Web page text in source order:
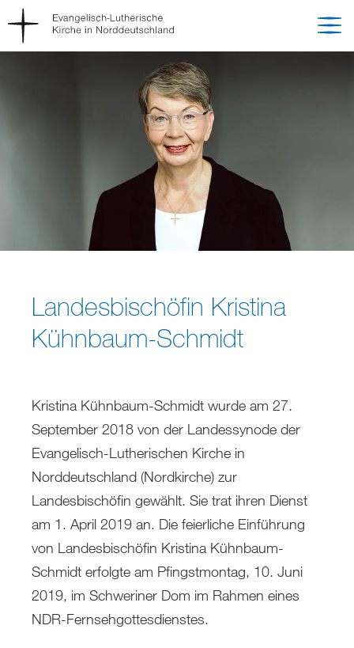
Landesbischöfin Kristina
Kühnbaum-Schmidt
Kristina Kühnbaum-Schmidt wurde am 27.
September 2018 von der Landessynode der
Evangelisch-Lutherischen Kirche in
Norddeutschland (Nordkirche) zur
Landesbischöfin gewählt. Sie trat ihren Dienst
am 1. April 2019 an. Die feierliche Einführung
von Landesbischöfin Kristina Kühnbaum-
Schmidt erfolgte am Pfingstmontag, 10. Juni
2019, im Schweriner Dom im Rahmen eines
NDR-Fernsehgottesdienstes.